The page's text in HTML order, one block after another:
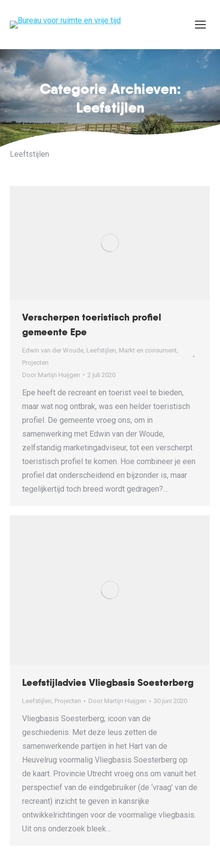
Categorie Archieven:
Leefstijlen
Je bent hier:
Leeftstijlen
Verscherpen toeristisch profiel
gemeente Epe
Edwin van der Woude Leefstijlen Markt en consument
Projecten
Door Martijn Huijgen 2 juli 2020
Epe heeft de recreant en toerist veel te bieden,
maar wat nog ontbrak, was een helder toeristisch
profiel. De gemeente vroeg ons, om in
samenwerking met Edwin van der Woude,
zelfstandig marketingadviseur, tot een verscherpt
toeristisch profiel te komen. Hoe combineer je een
profiel dat onderscheidend en bijzonder is, maar
tegelijkertijd toch breed wordt gedragen?…
Leefstijladvies Vliegbasis Soesterberg
Leefstijlen, Projecten Door Martijn Huijgen 30 juni 2020
Vliegbasis Soesterberg; icoon van de
geschiedenis. Met deze leus zetten de
samenwerkende partijen in het Hart van de
Heuvelrug voormalig Vliegbasis Soesterberg op
de kaart. Provincie Utrecht vroeg ons om vanuit het
perspectief van de eindgebruiker (de ‘vraag’ van de
recreant) inzicht te geven in kansrijke
ontwikkelrichtingen voor de voormalige vliegbasis.
Uit ons onderzoek bleek…